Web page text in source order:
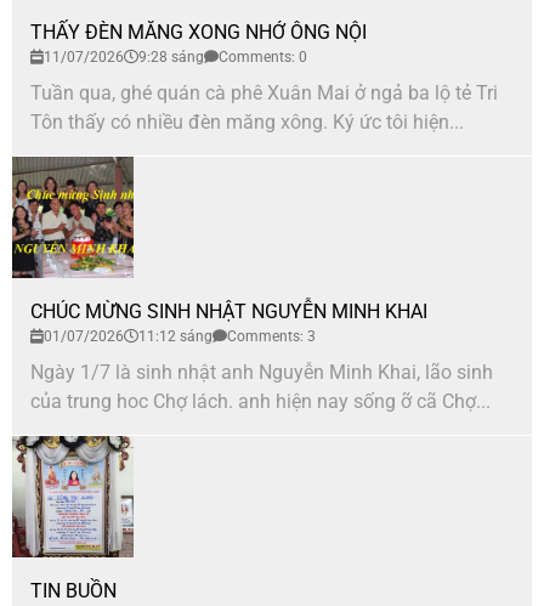
THẤY ĐÈN MĂNG XONG NHỚ ÔNG NỘI
11/07/2026 9:28 sáng Comments: 0
Tuần qua, ghé quán cà phê Xuân Mai ở ngả ba lộ tẻ Tri
Tôn thấy có nhiều đèn măng xông. Ký ức tôi hiện...
CHÚC MỪNG SINH NHẬT NGUYỄN MINH KHAI
01/07/2026 11:12 sáng Comments: 3
Ngày 1/7 là sinh nhật anh Nguyễn Minh Khai, lão sinh
của trung hoc Chợ lách. anh hiện nay sống ỡ cã Chợ...
TIN BUỒN